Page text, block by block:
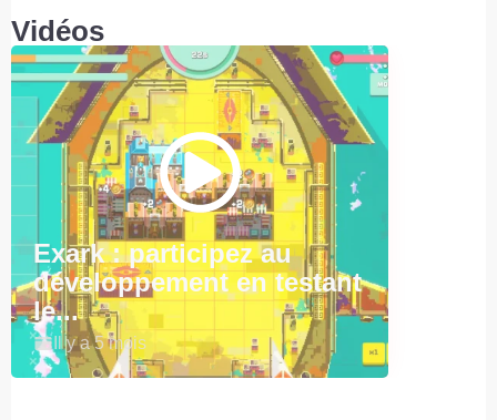
Vidéos
Exark : participez au
développement en testant
le...
Il y a 5 mois